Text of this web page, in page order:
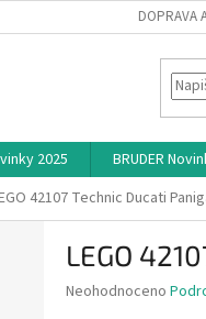
DOPRAVA
2025 BRUDER
42107 Technic Ducati
LEGO
Průměrné
Neohodnoceno